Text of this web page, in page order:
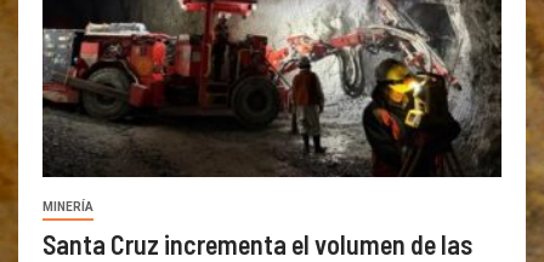
MINERÍA
Santa Cruz incrementa el volumen de las